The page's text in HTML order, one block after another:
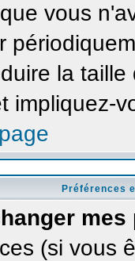
vous
la
impliquez-
Préférences
(si vous